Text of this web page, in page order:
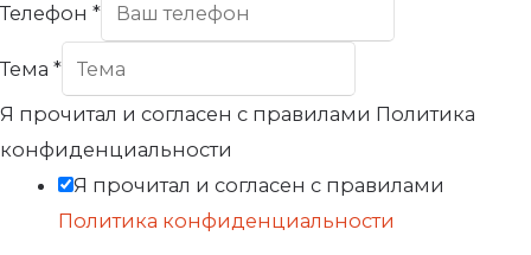
Телефон *
Тема *
Я прочитал и согласен с правилами Политика
конфиденциальности
Я прочитал и согласен с правилами
Политика конфиденциальности